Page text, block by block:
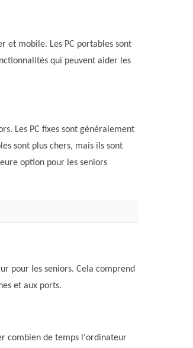
et mobile. Les PC portables sont
qui peuvent aider les
Les PC fixes sont généralement
sont plus chers, mais ils sont
option pour les seniors
pour les seniors. Cela comprend
et aux ports.
combien de temps l'ordinateur